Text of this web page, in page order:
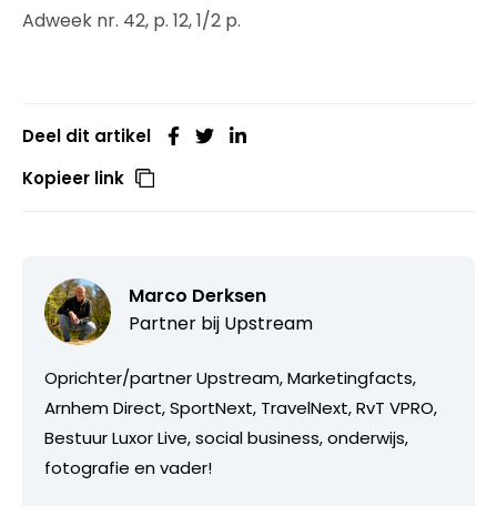
Adweek nr. 42, p. 12, 1/2 p.
Deel dit artikel
Kopieer link
Marco Derksen
Partner bij Upstream
Oprichter/partner Upstream, Marketingfacts,
Arnhem Direct, SportNext, TravelNext, RvT VPRO,
Bestuur Luxor Live, social business, onderwijs,
fotografie en vader!